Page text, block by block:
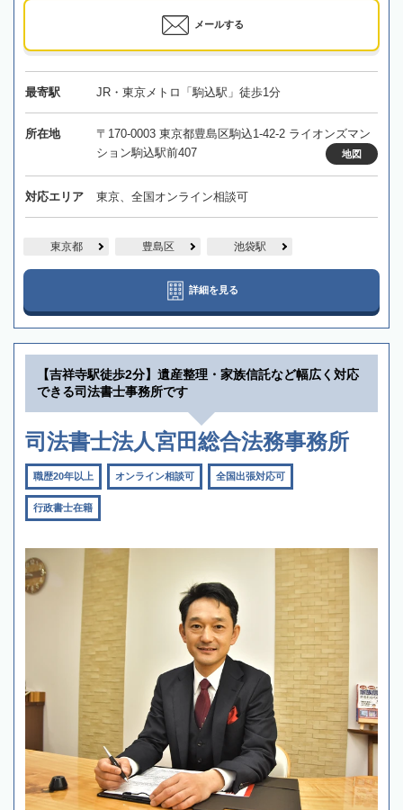
メールする
最寄駅 JR・東京メトロ「駒込駅」徒歩1分
所在地
〒170-0003 東京都豊島区駒込1-42-2 ライオンズマン
ション駒込駅前407
地図
対応エリア 東京、全国オンライン相談可
東京都 豊島区 池袋駅
詳細を見る
【吉祥寺駅徒歩2分】遺産整理・家族信託など幅広く対応
できる司法書士事務所です
司法書士法人宮田総合法務事務所
職歴20年以上 オンライン相談可 全国出張対応可
行政書士在籍